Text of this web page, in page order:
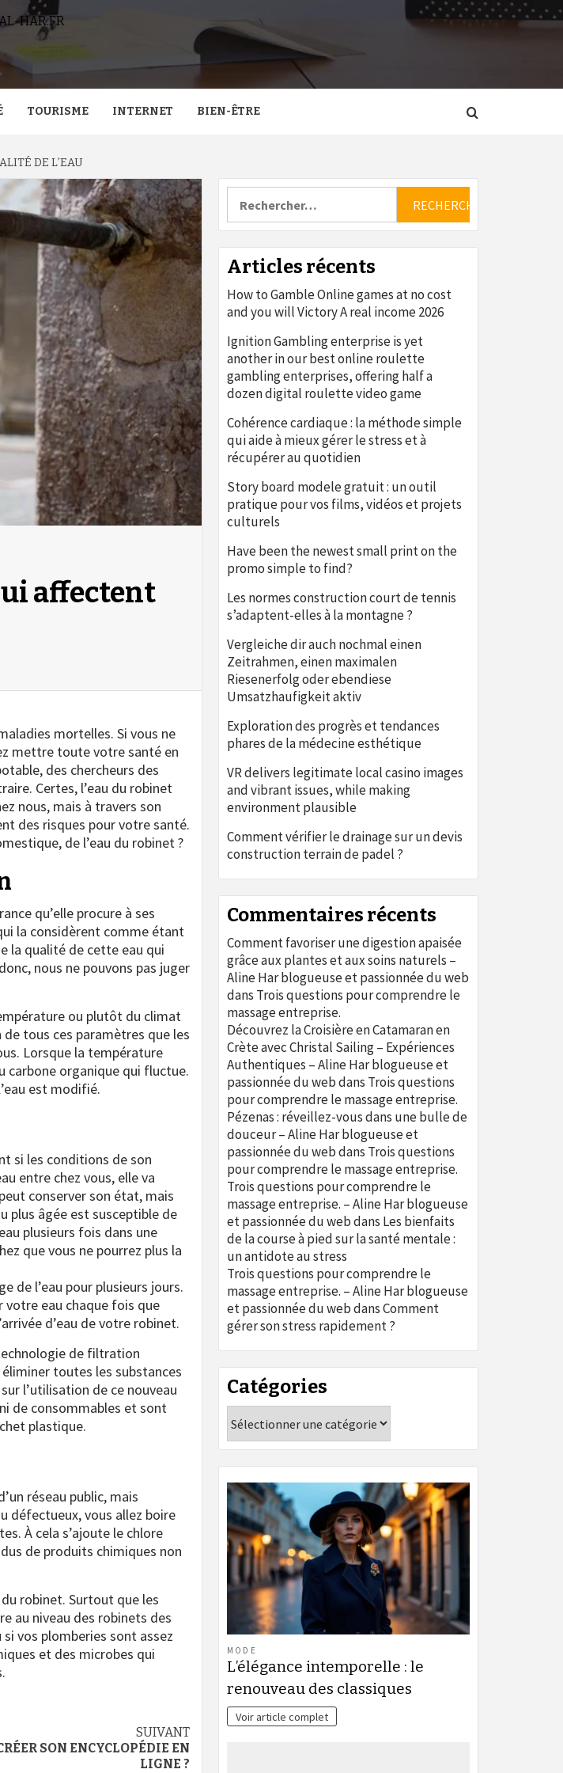
HAR.FR
TOURISME INTERNET BIEN-ÊTRE
DE L’EAU
affectent
mortelles. Si vous ne
mettre toute votre santé en
des chercheurs des
Certes, l’eau du robinet
nous, mais à travers son
des risques pour votre santé.
de l’eau du robinet ?
qu’elle procure à ses
la considèrent comme étant
la qualité de cette eau qui
nous ne pouvons pas juger
ou plutôt du climat
de tous ces paramètres que les
Lorsque la température
carbone organique qui fluctue.
est modifié.
si les conditions de son
entre chez vous, elle va
conserver son état, mais
plus âgée est susceptible de
plusieurs fois dans une
que vous ne pourrez plus la
de l’eau pour plusieurs jours.
votre eau chaque fois que
d’eau de votre robinet.
de filtration
toutes les substances
l’utilisation de ce nouveau
de consommables et sont
plastique.
réseau public, mais
défectueux, vous allez boire
À cela s’ajoute le chlore
de produits chimiques non
robinet. Surtout que les
au niveau des robinets des
vos plomberies sont assez
et des microbes qui
SUIVANT
SON ENCYCLOPÉDIE EN
LIGNE ?
Articles récents
How to Gamble Online games at no cost
and you will Victory A real income 2026
Ignition Gambling enterprise is yet
another in our best online roulette
gambling enterprises, offering half a
dozen digital roulette video game
Cohérence cardiaque : la méthode simple
qui aide à mieux gérer le stress et à
récupérer au quotidien
Story board modele gratuit : un outil
pratique pour vos films, vidéos et projets
culturels
Have been the newest small print on the
promo simple to find?
Les normes construction court de tennis
s’adaptent-elles à la montagne ?
Vergleiche dir auch nochmal einen
Zeitrahmen, einen maximalen
Riesenerfolg oder ebendiese
Umsatzhaufigkeit aktiv
Exploration des progrès et tendances
phares de la médecine esthétique
VR delivers legitimate local casino images
and vibrant issues, while making
environment plausible
Comment vérifier le drainage sur un devis
construction terrain de padel ?
Commentaires récents
Comment favoriser une digestion apaisée
grâce aux plantes et aux soins naturels –
Aline Har blogueuse et passionnée du web
dans Trois questions pour comprendre le
massage entreprise.
Découvrez la Croisière en Catamaran en
Crète avec Christal Sailing – Expériences
Authentiques – Aline Har blogueuse et
passionnée du webdans Trois questions
pour comprendre le massage entreprise.
Pézenas : réveillez-vous dans une bulle de
douceur – Aline Har blogueuse et
passionnée du webdans Trois questions
pour comprendre le massage entreprise.
Trois questions pour comprendre le
massage entreprise. – Aline Har blogueuse
et passionnée du webdans Les bienfaits
de la course à pied sur la santé mentale :
un antidote au stress
Trois questions pour comprendre le
massage entreprise. – Aline Har blogueuse
et passionnée du webdansComment
gérer son stress rapidement ?
Catégories
MODE
L’élégance intemporelle : le
renouveau des classiques
Voir article complet